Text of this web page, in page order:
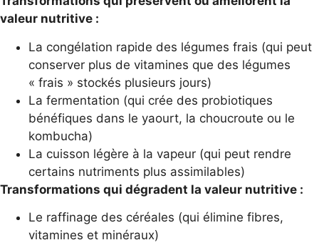
valeur nutritive :
La congélation rapide des légumes frais (qui peut
conserver plus de vitamines que des légumes
« frais » stockés plusieurs jours)
La fermentation (qui crée des probiotiques
bénéfiques dans le yaourt, la choucroute ou le
kombucha)
La cuisson légère à la vapeur (qui peut rendre
certains nutriments plus assimilables)
Transformations qui dégradent la valeur nutritive :
Le raffinage des céréales (qui élimine fibres,
vitamines et minéraux)